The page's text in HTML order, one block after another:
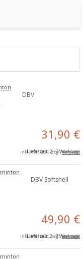
DBV
31,90 €
Lieferzeit: 2 - 3 Werktage
inkl. 19% USt., zzgl.Versand
DBV Softshell
49,90 €
Lieferzeit: 2 - 3 Werktage
inkl. 19% USt., zzgl.Versand